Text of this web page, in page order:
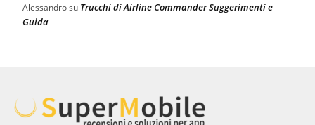
Alessandrosu Trucchi di Airline Commander Suggerimenti e
Guida